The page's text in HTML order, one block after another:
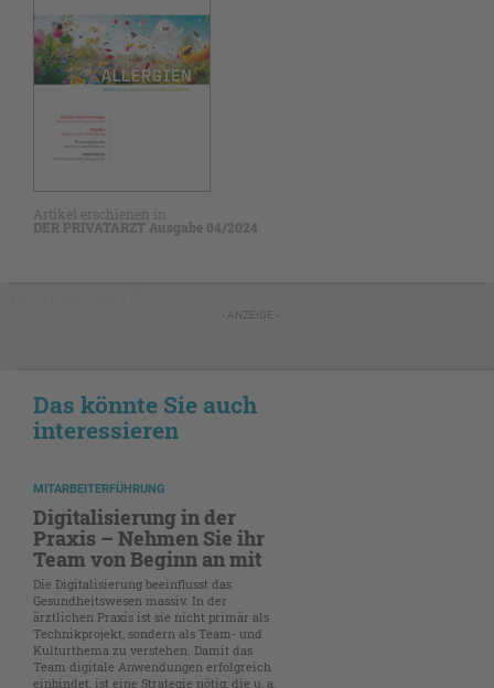
Artikel erschienen in
DER PRIVATARZT Ausgabe 04/2024
- ANZEIGE -
Das könnte Sie auch
interessieren
MITARBEITERFÜHRUNG
Digitalisierung in der
Praxis – Nehmen Sie ihr
Team von Beginn an mit
Die Digitalisierung beeinflusst das
Gesundheitswesen massiv. In der
ärztlichen Praxis ist sie nicht primär als
Technikprojekt, sondern als Team- und
Kulturthema zu verstehen. Damit das
Team digitale Anwendungen erfolgreich
einbindet, ist eine Strategie nötig, die u. a.